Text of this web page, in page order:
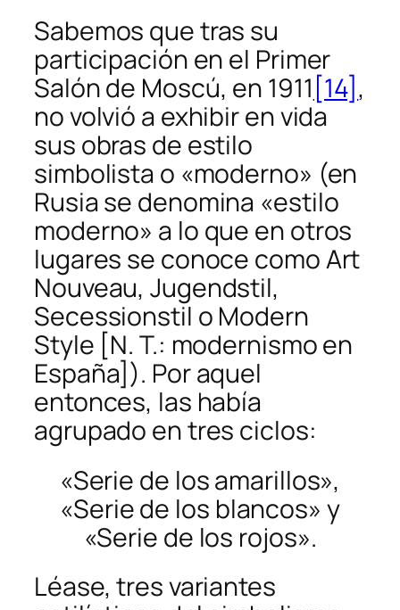
Sabemos que tras su
participación en el Primer
Salón de Moscú, en 1911 [14],
no volvió a exhibir en vida
sus obras de estilo
simbolista o «moderno» (en
Rusia se denomina «estilo
moderno» a lo que en otros
lugares se conoce como Art
Nouveau, Jugendstil,
Secessionstil o Modern
Style [N. T.: modernismo en
España]). Por aquel
entonces, las había
agrupado en tres ciclos:
«Serie de los amarillos»,
«Serie de los blancos» y
«Serie de los rojos».
Léase, tres variantes